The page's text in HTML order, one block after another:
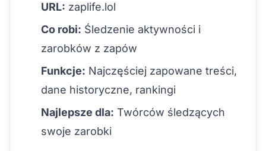
URL: zaplife.lol
Co robi: Śledzenie aktywności i
zarobków z zapów
Funkcje: Najczęściej zapowane treści,
dane historyczne, rankingi
Najlepsze dla: Twórców śledzących
swoje zarobki